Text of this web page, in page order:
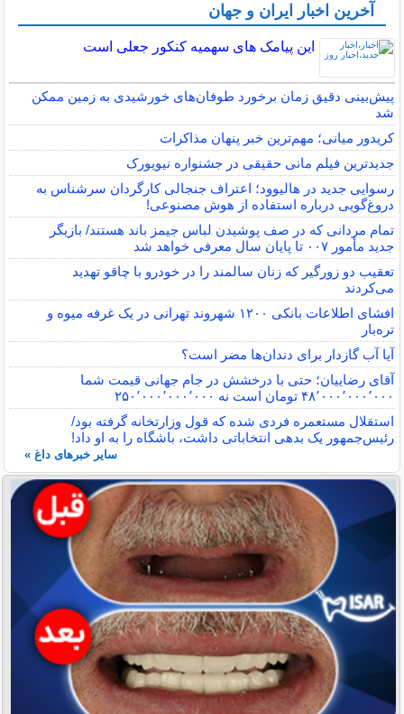
آخرین اخبار ایران و جهان
این پیامک های سهمیه کنکور جعلی است
پیش‌بینی دقیق زمان برخورد طوفان‌های خورشیدی به زمین ممکن
شد
کریدور میانی؛ مهم‌ترین خبر پنهان مذاکرات
جدیدترین فیلم مانی حقیقی در جشنواره نیویورک
رسوایی جدید در هالیوود؛ اعتراف جنجالی کارگردان سرشناس به
دروغ‌گویی درباره استفاده از هوش مصنوعی!
تمام مردانی که در صف پوشیدن لباس جیمز باند هستند/ بازیگر
جدید مأمور ۰۰۷ تا پایان سال معرفی خواهد شد
تعقیب دو زورگیر که زنان سالمند را در خودرو با چاقو تهدید
می‌کردند
افشای اطلاعات بانکی ۱۲۰۰ شهروند تهرانی در یک غرفه میوه و
تره‌بار
آیا آب گازدار برای دندان‌ها مضر است؟
آقای رضاییان؛ حتی با درخشش در جام جهانی قیمت شما
۴۸٬۰۰۰٬۰۰۰٬۰۰۰ تومان است نه ۲۵۰٬۰۰۰٬۰۰۰٬۰۰۰
استقلال مستعمره فردی شده که قول وزارتخانه گرفته بود/
رئیس‌جمهور یک بدهی انتخاباتی داشت، باشگاه را به او داد!
سایر خبرهای داغ »